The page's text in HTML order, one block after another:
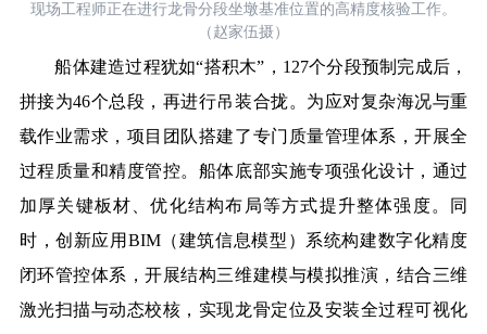
现场工程师正在进行龙骨分段坐墩基准位置的高精度核验工作。
（赵家伍摄）
船体建造过程犹如“搭积木”，127个分段预制完成后，
拼接为46个总段，再进行吊装合拢。为应对复杂海况与重
载作业需求，项目团队搭建了专门质量管理体系，开展全
过程质量和精度管控。船体底部实施专项强化设计，通过
加厚关键板材、优化结构布局等方式提升整体强度。同
时，创新应用BIM（建筑信息模型）系统构建数字化精度
闭环管控体系，开展结构三维建模与模拟推演，结合三维
激光扫描与动态校核，实现龙骨定位及安装全过程可视化